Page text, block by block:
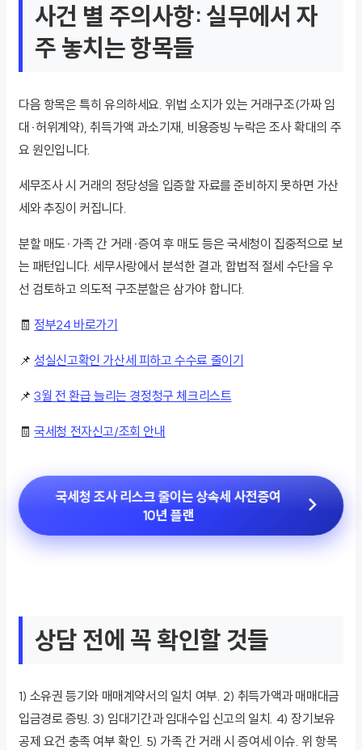
사건 별 주의사항: 실무에서 자
주 놓치는 항목들
다음 항목은 특히 유의하세요. 위법 소지가 있는 거래구조(가짜 임
대·허위계약), 취득가액 과소기재, 비용증빙 누락은 조사 확대의 주
요 원인입니다.
세무조사 시 거래의 정당성을 입증할 자료를 준비하지 못하면 가산
세와 추징이 커집니다.
분할 매도·가족 간 거래·증여 후 매도 등은 국세청이 집중적으로 보
는 패턴입니다. 세무사랑에서 분석한 결과, 합법적 절세 수단을 우
선 검토하고 의도적 구조분할은 삼가야 합니다.
🧾정부24 바로가기
📌성실신고확인 가산세 피하고 수수료 줄이기
📌3월 전 환급 늘리는 경정청구 체크리스트
🧾국세청 전자신고/조회 안내
국세청 조사 리스크 줄이는 상속세 사전증여
10년 플랜
상담 전에 꼭 확인할 것들
1) 소유권 등기와 매매계약서의 일치 여부. 2) 취득가액과 매매대금
입금경로 증빙. 3) 임대기간과 임대수입 신고의 일치. 4) 장기보유
공제 요건 충족 여부 확인. 5) 가족 간 거래 시 증여세 이슈. 위 항목